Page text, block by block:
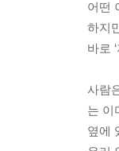
어떤
하지
바로
사람
는 이
옆에